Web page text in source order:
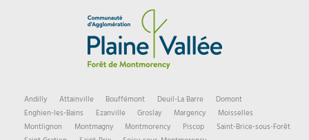
Andilly Attainville Bouffémont Deuil-La Barre
Domont
Enghien-les-Bains
Ezanville Groslay Margency
Moisselles
Montlignon
Montmagny Montmorency Piscop
Saint-Brice-sous-Forêt